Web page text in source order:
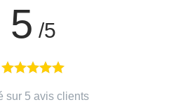
5 /5
sur 5 avis clients